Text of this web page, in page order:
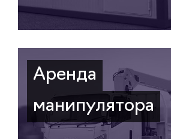
Аренда
манипулятора